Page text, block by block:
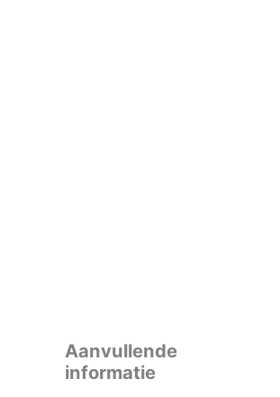
Aanvullende
informatie